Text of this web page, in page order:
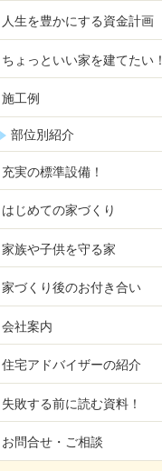
人生を豊かにする資金計画
ちょっといい家を建てたい！
施工例
部位別紹介
充実の標準設備！
はじめての家づくり
家族や子供を守る家
家づくり後のお付き合い
会社案内
住宅アドバイザーの紹介
失敗する前に読む資料！
お問合せ・ご相談